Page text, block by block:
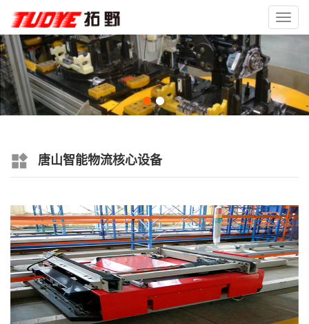
唐山智能物流核心设备